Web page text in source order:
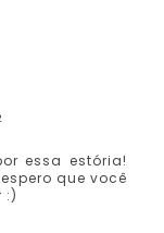
essa estória!
que você
:)